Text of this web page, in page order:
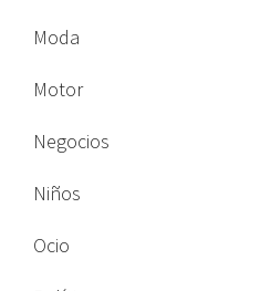
Moda
Motor
Negocios
Niños
Ocio